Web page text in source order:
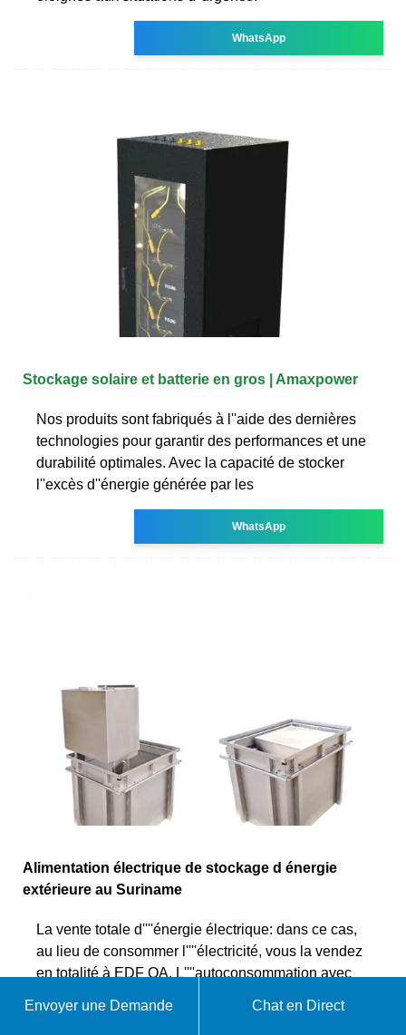
WhatsApp
Stockage solaire et batterie en gros | Amaxpower
Nos produits sont fabriqués à l''aide des dernières
technologies pour garantir des performances et une
durabilité optimales. Avec la capacité de stocker
l''excès d''énergie générée par les
WhatsApp
Alimentation électrique de stockage d énergie
extérieure au Suriname
La vente totale d''''énergie électrique: dans ce cas,
au lieu de consommer l''''électricité, vous la vendez
en totalité à EDF OA. L''''autoconsommation avec
Envoyer une Demande Chat en Direct